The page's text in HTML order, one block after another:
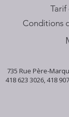
Tarif
Conditions
735 Rue Père-
418 623 3026,418